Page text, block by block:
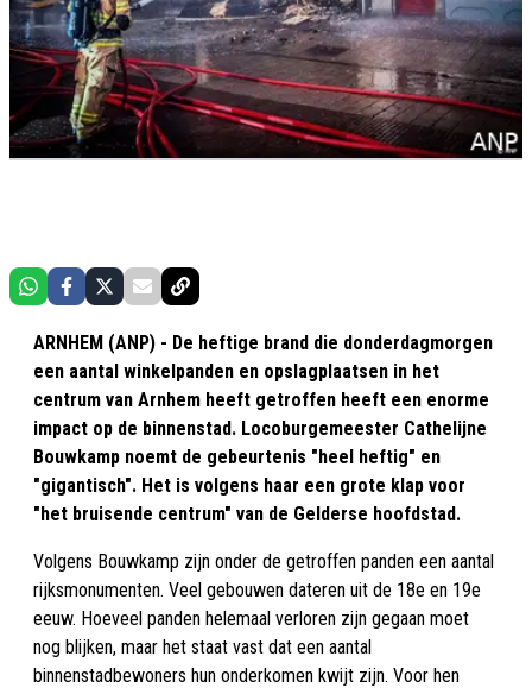
ARNHEM (ANP) - De heftige brand die donderdagmorgen
een aantal winkelpanden en opslagplaatsen in het
centrum van Arnhem heeft getroffen heeft een enorme
impact op de binnenstad. Locoburgemeester Cathelijne
Bouwkamp noemt de gebeurtenis "heel heftig" en
"gigantisch". Het is volgens haar een grote klap voor
"het bruisende centrum" van de Gelderse hoofdstad.
Volgens Bouwkamp zijn onder de getroffen panden een aantal
rijksmonumenten. Veel gebouwen dateren uit de 18e en 19e
eeuw. Hoeveel panden helemaal verloren zijn gegaan moet
nog blijken, maar het staat vast dat een aantal
binnenstadbewoners hun onderkomen kwijt zijn. Voor hen